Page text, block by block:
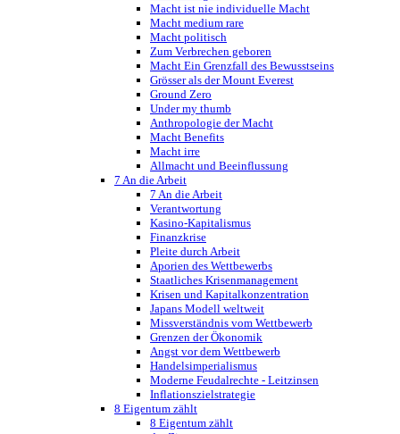
Macht ist nie individuelle Macht
Macht medium rare
Macht politisch
Zum Verbrechen geboren
Macht Ein Grenzfall des Bewusstseins
Grösser als der Mount Everest
Ground Zero
Under my thumb
Anthropologie der Macht
Macht Benefits
Macht irre
Allmacht und Beeinflussung
7 An die Arbeit
7 An die Arbeit
Verantwortung
Kasino-Kapitalismus
Finanzkrise
Pleite durch Arbeit
Aporien des Wettbewerbs
Staatliches Krisenmanagement
Krisen und Kapitalkonzentration
Japans Modell weltweit
Missverständnis vom Wettbewerb
Grenzen der Ökonomik
Angst vor dem Wettbewerb
Handelsimperialismus
Moderne Feudalrechte - Leitzinsen
Inflationszielstrategie
8 Eigentum zählt
8 Eigentum zählt